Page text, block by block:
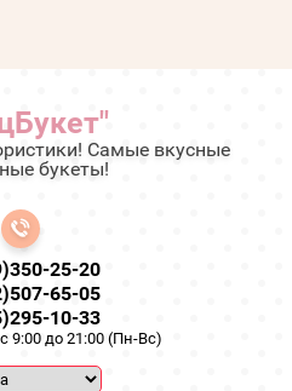
Самые вкусные
букеты!
25-20
65-05
10-33
9:00 до 21:00 (Пн-Вс)